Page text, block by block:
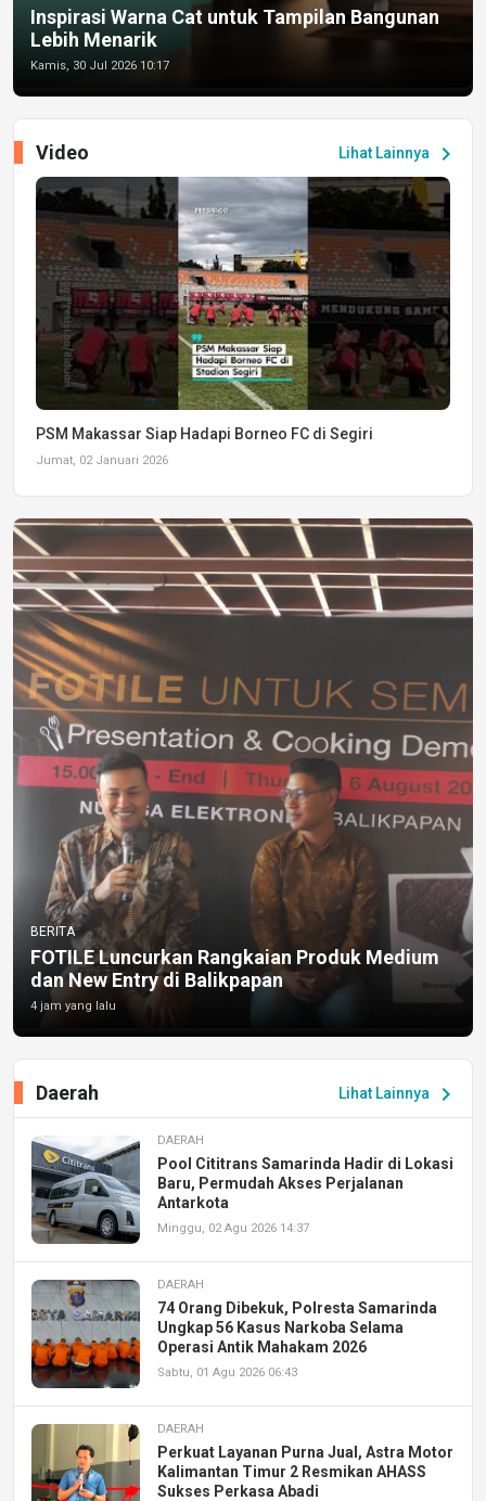
Inspirasi Warna Cat untuk Tampilan Bangunan
Lebih Menarik
Kamis, 30 Jul 2026 10:17
Lihat Lainnya chevron_right
Video
PSM Makassar Siap Hadapi Borneo FC di Segiri
Jumat, 02 Januari 2026
BERITA
FOTILE Luncurkan Rangkaian Produk Medium
dan New Entry di Balikpapan
4 jam yang lalu
Lihat Lainnya chevron_right
Daerah
DAERAH
Pool Cititrans Samarinda Hadir di Lokasi
Baru, Permudah Akses Perjalanan
Antarkota
Minggu, 02 Agu 2026 14:37
DAERAH
74 Orang Dibekuk, Polresta Samarinda
Ungkap 56 Kasus Narkoba Selama
Operasi Antik Mahakam 2026
Sabtu, 01 Agu 2026 06:43
DAERAH
Perkuat Layanan Purna Jual, Astra Motor
Kalimantan Timur 2 Resmikan AHASS
Sukses Perkasa Abadi